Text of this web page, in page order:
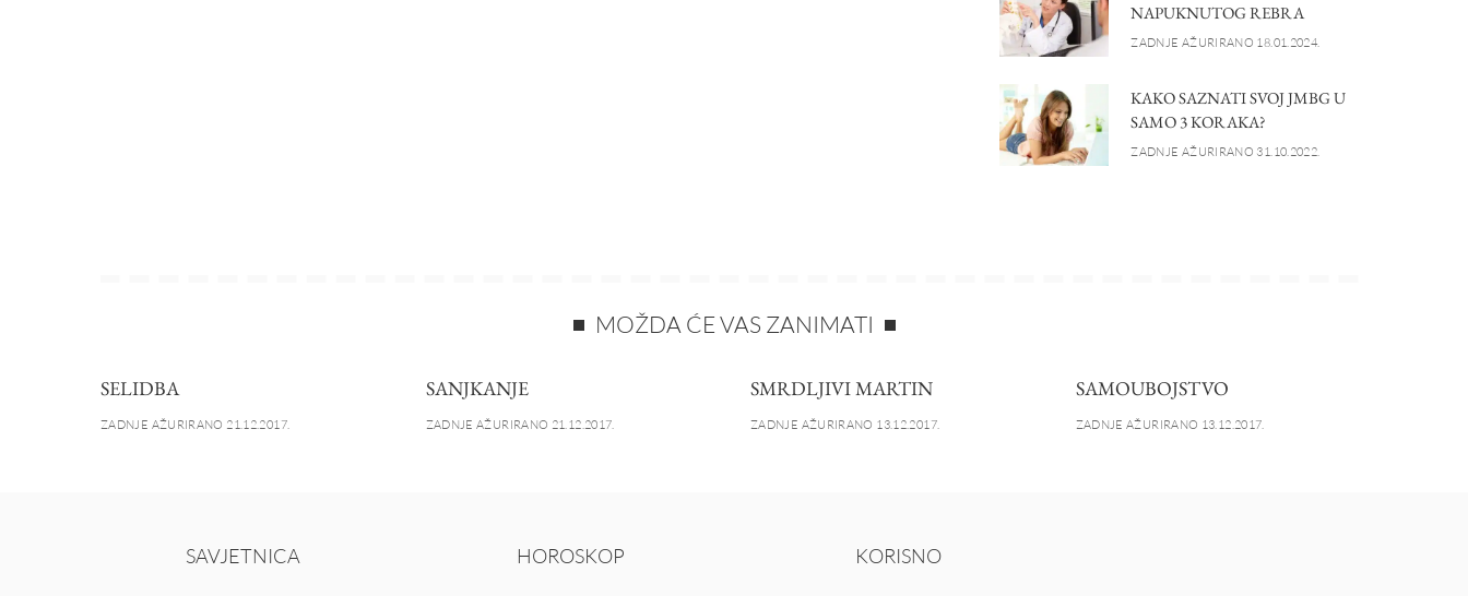
NAPUKNUTOG REBRA
ZADNJE AŽURIRANO 18.01.2024.
KAKO SAZNATI SVOJ JMBG U
SAMO 3 KORAKA?
ZADNJE AŽURIRANO 31.10.2022.
MOŽDA ĆE VAS ZANIMATI
SELIDBA
ZADNJE AŽURIRANO 21.12.2017.
SANJKANJE
ZADNJE AŽURIRANO 21.12.2017.
SMRDLJIVI MARTIN
ZADNJE AŽURIRANO 13.12.2017.
SAMOUBOJSTVO
ZADNJE AŽURIRANO 13.12.2017.
SAVJETNICA HOROSKOP KORISNO